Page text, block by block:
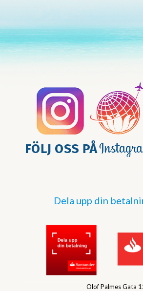
Dela upp din
Olof Palmes Gata